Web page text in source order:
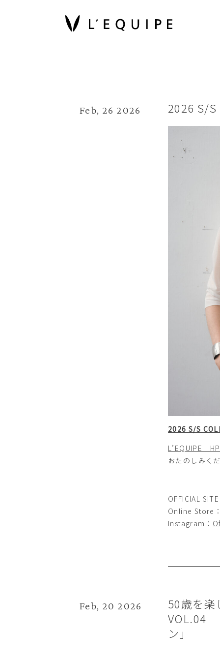
Feb, 26 2026 2026 S/S
2026 S/S
L’EQUIPE HP
おたのしみく
OFFICIAL
Online Store
Instagram：
Feb, 20 2026
50歳を
VOL.04
ン」